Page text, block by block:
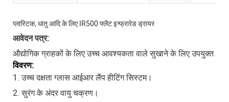
प्लास्टिक, धातु आदि के लिए IR500 फ्लैट इन्फ्रारेड ड्रायर
आवेदन पत्र:
औद्योगिक ग्राहकों के लिए उच्च आवश्यकता वाले सुखाने के लिए उपयुक्त
विवरण:
1. उच्च दक्षता ग्लास आईआर लैंप हीटिंग सिस्टम।
2. सुरंग के अंदर वायु चक्रण।